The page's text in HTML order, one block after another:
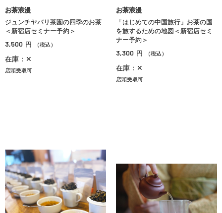
お茶浪漫
ジュンチヤバリ茶園の四季のお茶
＜新宿店セミナー予約＞
3,500 円 （税込）
在庫：✕
店頭受取可
お茶浪漫
「はじめての中国旅行」お茶の国
を旅するための地図＜新宿店セミ
ナー予約＞
3,300 円 （税込）
在庫：✕
店頭受取可